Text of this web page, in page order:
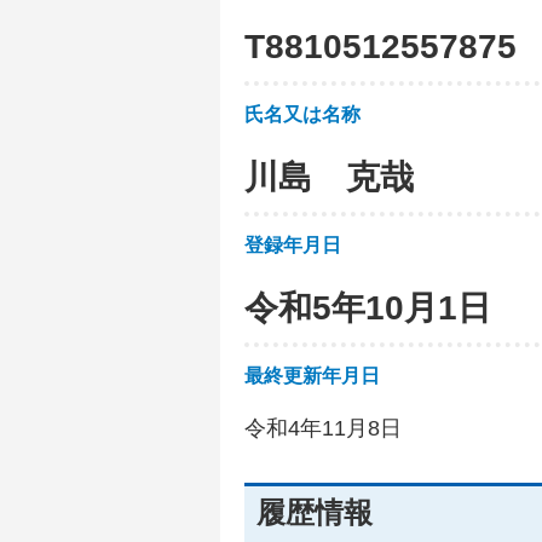
T8810512557875
氏名又は名称
川島 克哉
登録年月日
令和5年10月1日
最終更新年月日
令和4年11月8日
履歴情報